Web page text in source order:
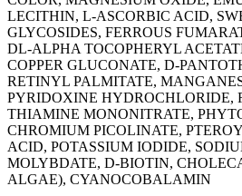
LECITHIN, L-ASCORBIC ACID,
GLYCOSIDES, FERROUS
DL-ALPHA TOCOPHERYL
COPPER GLUCONATE, D-
RETINYL PALMITATE,
PYRIDOXINE HYDROCHLORIDE,
THIAMINE MONONITRATE,
CHROMIUM PICOLINATE,
ACID, POTASSIUM IODIDE,
MOLYBDATE, D-BIOTIN,
ALGAE), CYANOCOBALAMIN